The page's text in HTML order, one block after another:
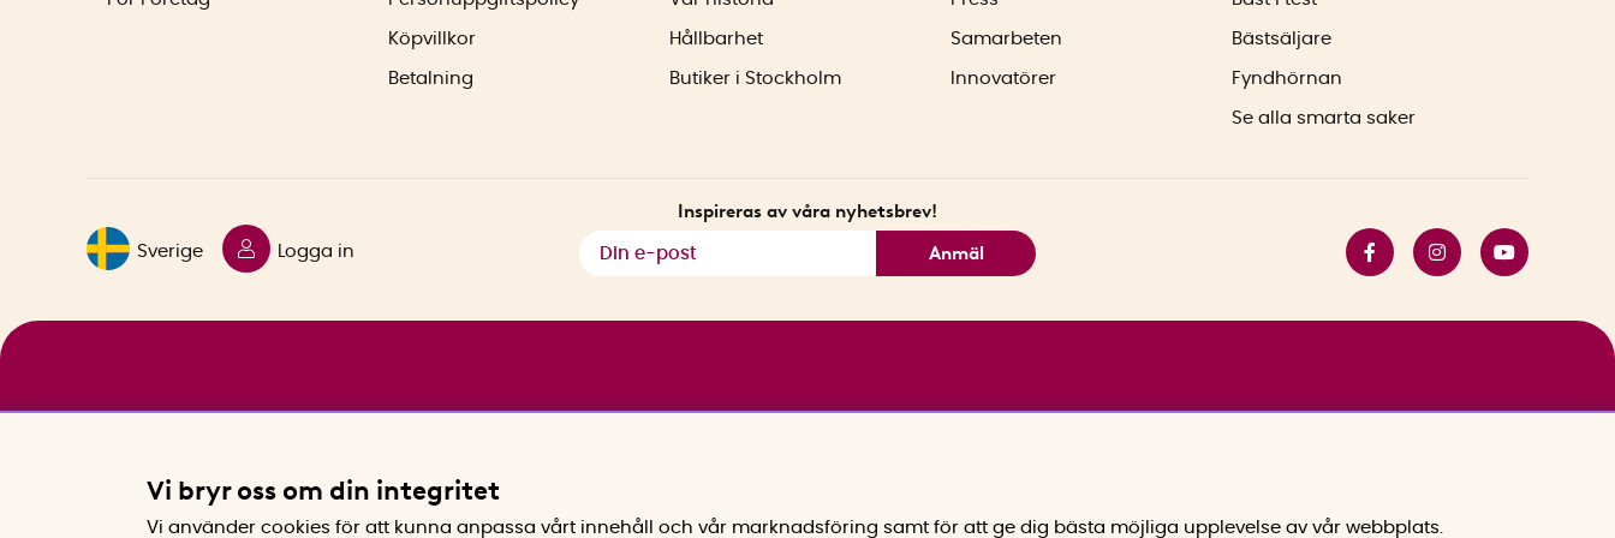
Köpvillkor
Betalning
Hållbarhet
Butiker i Stockholm
Samarbeten
Innovatörer
Bästsäljare
Fyndhörnan
Se alla smarta saker
Sverige Logga in
Inspireras av våra nyhetsbrev!
Anmäl
Vi bryr oss om din integritet
Vi använder cookies för att kunna anpassa vårt innehåll och vår marknadsföring samt för att ge dig bästa möjliga upplevelse av vår webbplats.